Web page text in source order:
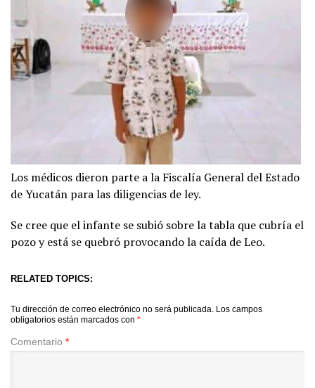
Los médicos dieron parte a la Fiscalía General del Estado
de Yucatán para las diligencias de ley.
Se cree que el infante se subió sobre la tabla que cubría el
pozo y está se quebró provocando la caída de Leo.
RELATED TOPICS:
Tu dirección de correo electrónico no será publicada. Los campos
obligatorios están marcados con *
Comentario *